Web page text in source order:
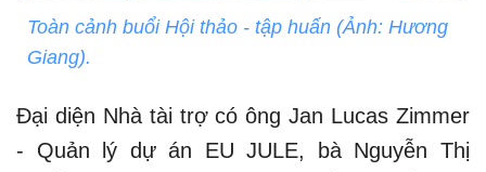
Toàn cảnh buổi Hội thảo - tập huấn (Ảnh: Hương
Giang).
Đại diện Nhà tài trợ có ông Jan Lucas Zimmer
- Quản lý dự án EU JULE, bà Nguyễn Thị